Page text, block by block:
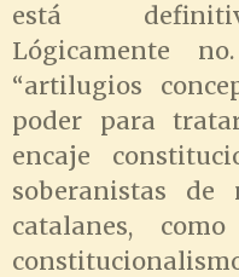
está
Lógicamente
“artilugios
poder para
encaje
soberanistas de
catalanes,